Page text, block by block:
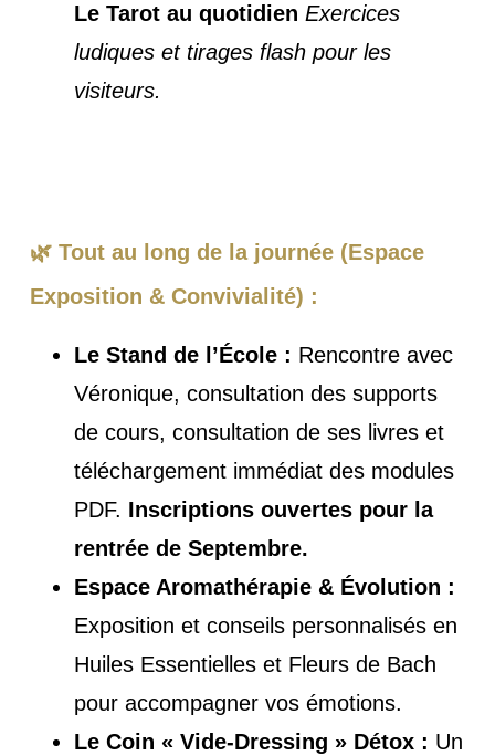
Le Tarot au quotidien Exercices
ludiques et tirages flash pour les
visiteurs.
🌿 Tout au long de la journée (Espace
Exposition & Convivialité) :
Le Stand de l’École : Rencontre avec
Véronique, consultation des supports
de cours, consultation de ses livres et
téléchargement immédiat des modules
PDF. Inscriptions ouvertes pour la
rentrée de Septembre.
Espace Aromathérapie & Évolution :
Exposition et conseils personnalisés en
Huiles Essentielles et Fleurs de Bach
pour accompagner vos émotions.
Le Coin « Vide-Dressing » Détox : Un